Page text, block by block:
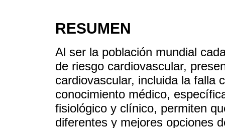
RESUMEN
Al ser la población mundial
de riesgo cardiovascular,
cardiovascular, incluida la falla
conocimiento médico,
fisiológico y clínico, permiten
diferentes y mejores opciones